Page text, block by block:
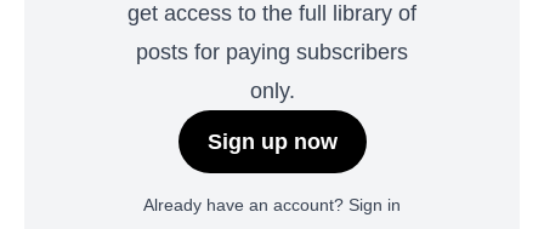
get access to the full library of
posts for paying subscribers
only.
Sign up now
Already have an account? Sign in